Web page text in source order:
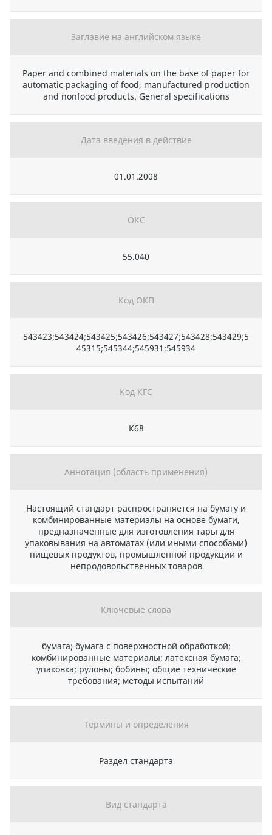
Заглавие на английском языке
Paper and combined materials on the base of paper for
automatic packaging of food, manufactured production
and nonfood products. General specifications
Дата введения в действие
01.01.2008
ОКС
55.040
Код ОКП
543423;543424;543425;543426;543427;543428;543429;5
45315;545344;545931;545934
Код КГС
К68
Аннотация (область применения)
Настоящий стандарт распространяется на бумагу и
комбинированные материалы на основе бумаги,
предназначенные для изготовления тары для
упаковывания на автоматах (или иными способами)
пищевых продуктов, промышленной продукции и
непродовольственных товаров
Ключевые слова
бумага; бумага с поверхностной обработкой;
комбинированные материалы; латексная бумага;
упаковка; рулоны; бобины; общие технические
требования; методы испытаний
Термины и определения
Раздел стандарта
Вид стандарта